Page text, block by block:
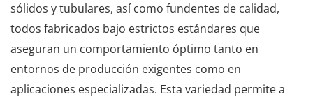
sólidos y tubulares, así como fundentes de calidad,
todos fabricados bajo estrictos estándares que
aseguran un comportamiento óptimo tanto en
entornos de producción exigentes como en
aplicaciones especializadas. Esta variedad permite a